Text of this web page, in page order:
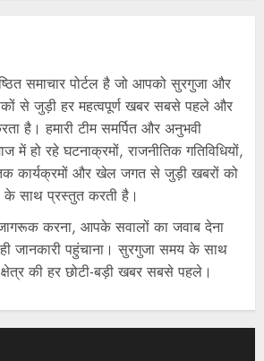
समाचार पोर्टल है जो आपको सुरगुजा और
से जुड़ी हर महत्वपूर्ण खबर सबसे पहले और
है। हमारी टीम समर्पित और अनुभवी
में हो रहे घटनाक्रमों, राजनीतिक गतिविधियों,
कार्यक्रमों और खेल जगत से जुड़ी खबरों को
के साथ प्रस्तुत करती है।
करना, आपके सवालों का जवाब देना
जानकारी पहुंचाना। सुरगुजा समय के साथ
की हर छोटी-बड़ी खबर सबसे पहले।